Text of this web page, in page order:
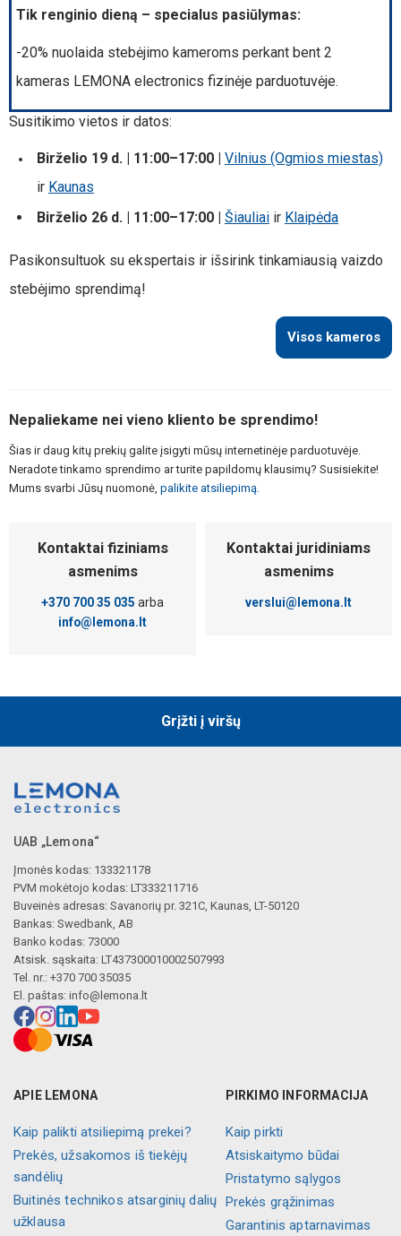
Tik renginio dieną – specialus pasiūlymas:
-20% nuolaida stebėjimo kameroms perkant bent 2
kameras LEMONA electronics fizinėje parduotuvėje.
Susitikimo vietos ir datos:
Birželio 19 d. | 11:00–17:00 | Vilnius (Ogmios miestas)
ir Kaunas
Birželio 26 d. | 11:00–17:00 | Šiauliai ir Klaipėda
Pasikonsultuok su ekspertais ir išsirink tinkamiausią vaizdo
stebėjimo sprendimą!
Visos kameros
Nepaliekame nei vieno kliento be sprendimo!
Šias ir daug kitų prekių galite įsigyti mūsų internetinėje parduotuvėje.
Neradote tinkamo sprendimo ar turite papildomų klausimų? Susisiekite!
Mums svarbi Jūsų nuomonė, palikite atsiliepimą.
Kontaktai fiziniams
asmenims
+370 700 35 035 arba
info@lemona.lt
Kontaktai juridiniams
asmenims
verslui@lemona.lt
Grįžti į viršų
UAB „Lemona“
Įmonės kodas: 133321178
PVM mokėtojo kodas: LT333211716
Buveinės adresas: Savanorių pr. 321C, Kaunas, LT-50120
Bankas: Swedbank, AB
Banko kodas: 73000
Atsisk. sąskaita: LT437300010002507993
Tel. nr.: +370 700 35035
El. paštas: info@lemona.lt
APIE LEMONA
Kaip palikti atsiliepimą prekei?
Prekės, užsakomos iš tiekėjų
sandėlių
Buitinės technikos atsarginių dalių
užklausa
PIRKIMO INFORMACIJA
Kaip pirkti
Atsiskaitymo būdai
Pristatymo sąlygos
Prekės grąžinimas
Garantinis aptarnavimas